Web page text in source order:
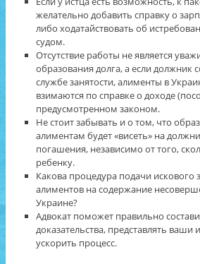
желательно добавить справку о
либо ходатайствовать об
судом.
Отсутствие работы не является
образования долга, а если должник
службе занятости, алименты в
взимаются по справке о доходе
предусмотренном законом.
Не стоит забывать и о том, что
алиментам будет «висеть» на
погашения, независимо от того,
ребенку.
Какова процедура подачи искового
алиментов на содержание
Украине?
Адвокат поможет правильно
доказательства, представлять ваши
ускорить процесс.